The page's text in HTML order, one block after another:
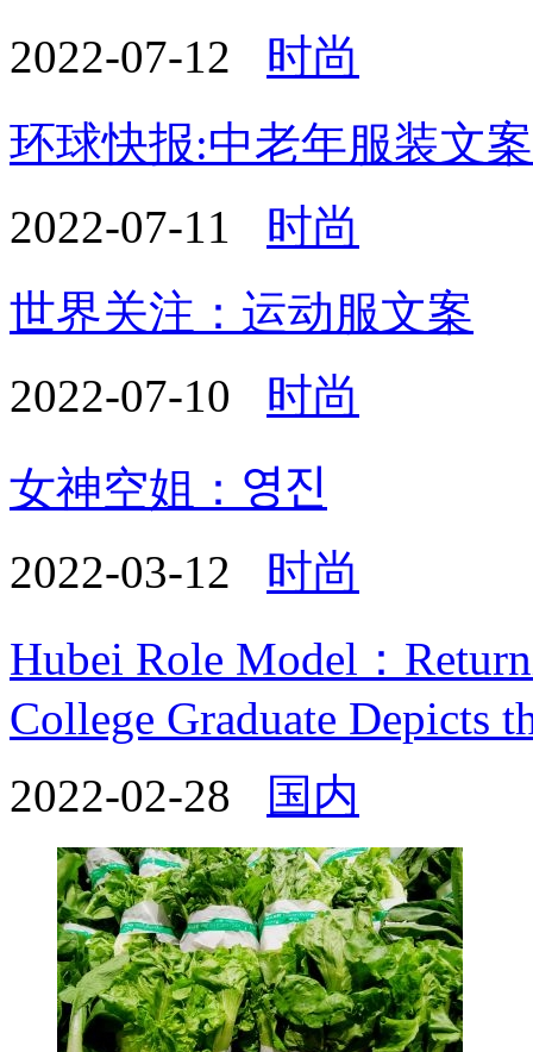
2022-07-12 时尚
环球快报:中老年服装文案
2022-07-11 时尚
世界关注：运动服文案
2022-07-10 时尚
女神空姐：영진
2022-03-12 时尚
Hubei Role Model：
College Graduate Depicts
2022-02-28
国内